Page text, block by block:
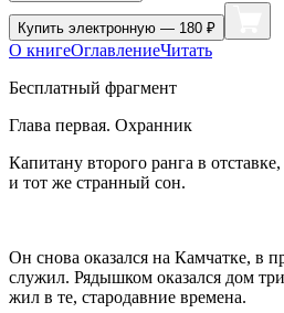
Купить электронную — 180 ₽
О книгеОглавлениеЧитать
Бесплатный фрагмент
Глава первая. Охранник
Капитану второго ранга в
и тот же странный сон.
Он снова оказался на Камчатке, в
служил. Рядышком оказался дом
жил в те, стародавние времена.